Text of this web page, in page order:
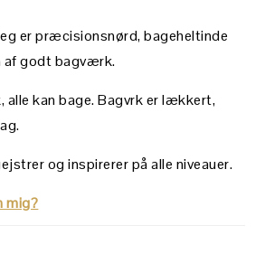
er præcisionsnørd, bageheltinde
af godt bagværk.
alle kan bage. Bagvrk er lækkert,
og inspirerer på alle niveauer.
mig?